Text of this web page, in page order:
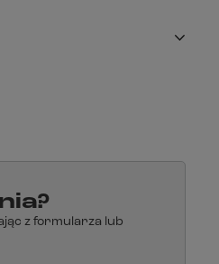
z formularza lub